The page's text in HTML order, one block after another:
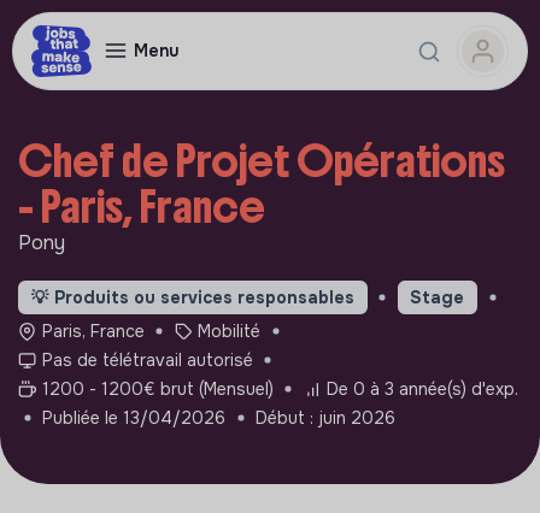
Menu
Chef de Projet Opérations
- Paris, France
Pony
💡 Produits ou services responsables
Stage
Paris, France
Mobilité
Pas de télétravail autorisé
1200 - 1200€ brut (Mensuel)
De 0 à 3 année(s) d'exp.
Publiée le 13/04/2026
Début : juin 2026